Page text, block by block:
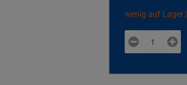
wenig auf Lager |
plus
minus